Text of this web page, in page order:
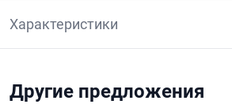
Характеристики
Другие предложения